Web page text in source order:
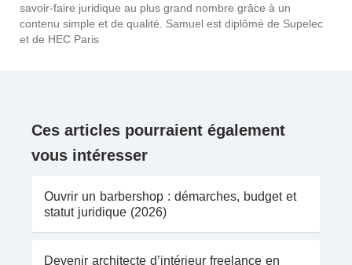
savoir-faire juridique au plus grand nombre grâce à un
contenu simple et de qualité. Samuel est diplômé de Supelec
et de HEC Paris
Ces articles pourraient également
vous intéresser
Ouvrir un barbershop : démarches, budget et
statut juridique (2026)
Devenir architecte d’intérieur freelance en